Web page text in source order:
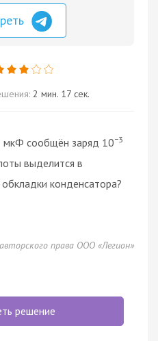
2 мин. 17 сек.
мкФ сообщён заряд 10−3
выделится в
конденсатора?
права ООО «Легион»
решение